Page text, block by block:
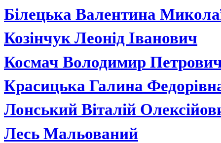
Білецька Валентина
Козінчук Леонід Іванович
Космач Володимир
Красицька Галина
Лонський Віталій
Лесь Мальований